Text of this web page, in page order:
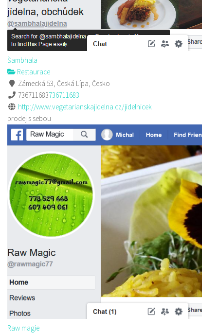
Šambhala
Restaurace
Zámecká 53, Česká Lípa, Česko
736711683736711683
http://www.vegetarianskajidelna.cz/jidelnicek
prodej s sebou
Raw magie